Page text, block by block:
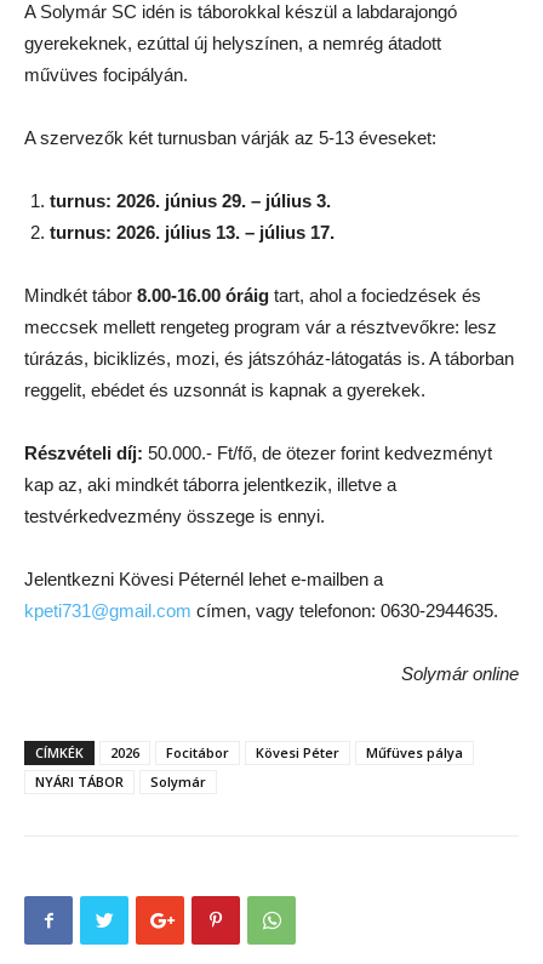
A Solymár SC idén is táborokkal készül a labdarajongó
gyerekeknek, ezúttal új helyszínen, a nemrég átadott
művüves focipályán.
A szervezők két turnusban várják az 5-13 éveseket:
turnus: 2026. június 29. – július 3.
turnus: 2026. július 13. – július 17.
Mindkét tábor 8.00-16.00 óráig tart, ahol a fociedzések és
meccsek mellett rengeteg program vár a résztvevőkre: lesz
túrázás, biciklizés, mozi, és játszóház-látogatás is. A táborban
reggelit, ebédet és uzsonnát is kapnak a gyerekek.
Részvételi díj: 50.000.- Ft/fő, de ötezer forint kedvezményt
kap az, aki mindkét táborra jelentkezik, illetve a
testvérkedvezmény összege is ennyi.
Jelentkezni Kövesi Péternél lehet e-mailben a
kpeti731@gmail.com címen, vagy telefonon: 0630-2944635.
Solymár online
CÍMKÉK 2026 Focitábor Kövesi Péter
Műfüves pálya
NYÁRI TÁBOR
Solymár